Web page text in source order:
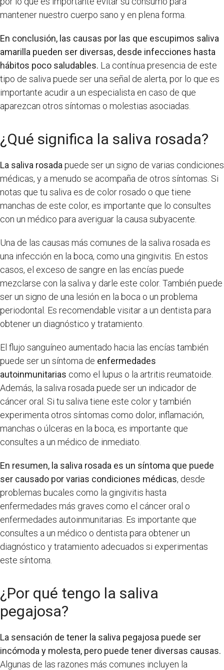
mantener nuestro cuerpo sano y en plena forma.
En conclusión, las causas por las que escupimos saliva
amarilla pueden ser diversas, desde infecciones hasta
hábitos poco saludables. La contínua presencia de este
tipo de saliva puede ser una señal de alerta, por lo que es
importante acudir a un especialista en caso de que
aparezcan otros síntomas o molestias asociadas.
¿Qué significa la saliva rosada?
La saliva rosada puede ser un signo de varias condiciones
médicas, y a menudo se acompaña de otros síntomas. Si
notas que tu saliva es de color rosado o que tiene
manchas de este color, es importante que lo consultes
con un médico para averiguar la causa subyacente.
Una de las causas más comunes de la saliva rosada es
una infección en la boca, como una gingivitis. En estos
casos, el exceso de sangre en las encías puede
mezclarse con la saliva y darle este color. También puede
ser un signo de una lesión en la boca o un problema
periodontal. Es recomendable visitar a un dentista para
obtener un diagnóstico y tratamiento.
El flujo sanguíneo aumentado hacia las encías también
puede ser un síntoma de enfermedades
autoinmunitarias como el lupus o la artritis reumatoide.
Además, la saliva rosada puede ser un indicador de
cáncer oral. Si tu saliva tiene este color y también
experimenta otros síntomas como dolor, inflamación,
manchas o úlceras en la boca, es importante que
consultes a un médico de inmediato.
En resumen, la saliva rosada es un síntoma que puede
ser causado por varias condiciones médicas, desde
problemas bucales como la gingivitis hasta
enfermedades más graves como el cáncer oral o
enfermedades autoinmunitarias. Es importante que
consultes a un médico o dentista para obtener un
diagnóstico y tratamiento adecuados si experimentas
este síntoma.
¿Por qué tengo la saliva
pegajosa?
La sensación de tener la saliva pegajosa puede ser
incómoda y molesta, pero puede tener diversas causas.
Algunas de las razones más comunes incluyen la